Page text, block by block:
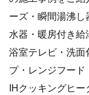
ーズ・瞬間湯沸
水器・暖房付き給
浴室テレビ・洗
プ・レンジフード
IHクッキングヒ